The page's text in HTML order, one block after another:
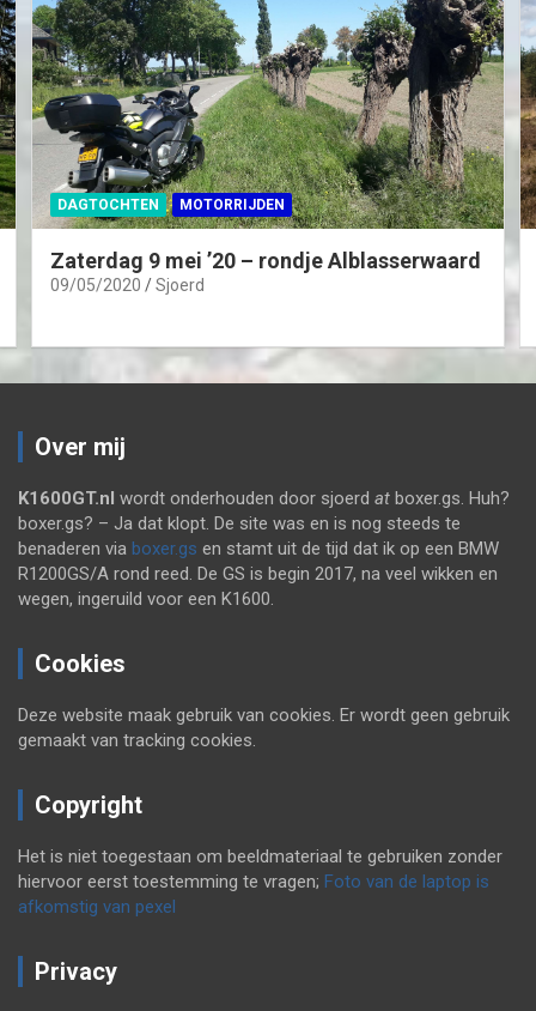
DAGTOCHTEN MOTORRIJDEN
Zaterdag 9 mei ’20 – rondje Alblasserwaard
09/05/2020 Sjoerd
Over mij
K1600GT.nl wordt onderhouden door sjoerd at boxer.gs. Huh?
boxer.gs? – Ja dat klopt. De site was en is nog steeds te
benaderen via boxer.gs en stamt uit de tijd dat ik op een BMW
R1200GS/A rond reed. De GS is begin 2017, na veel wikken en
wegen, ingeruild voor een K1600.
Cookies
Deze website maak gebruik van cookies. Er wordt geen gebruik
gemaakt van tracking cookies.
Copyright
Het is niet toegestaan om beeldmateriaal te gebruiken zonder
hiervoor eerst toestemming te vragen; Foto van de laptop is
afkomstig van pexel
Privacy